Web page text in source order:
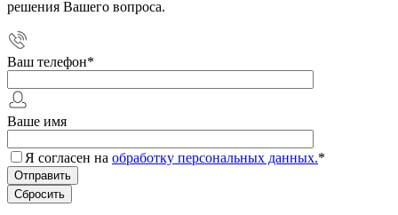
решения Вашего вопроса.
Ваш телефон*
Ваше имя
Я согласен на обработку персональных данных.*